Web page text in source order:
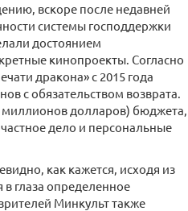
вскоре после недавней
системы господдержки
достоянием
кинопроекты. Согласно
дракона» с 2015 года
с обязательством возврата.
миллионов долларов) бюджета,
дело и персональные
как кажется, исходя из
глаза определенное
Минкульт также